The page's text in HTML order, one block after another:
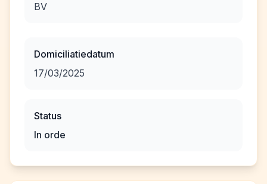
BV
Domiciliatiedatum
17/03/2025
Status
In orde